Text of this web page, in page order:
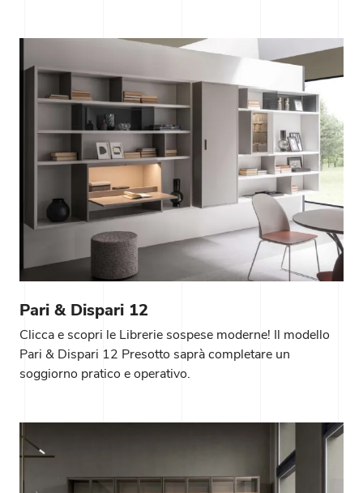
Pari & Dispari 12
Clicca e scopri le Librerie sospese moderne! Il modello
Pari & Dispari 12 Presotto saprà completare un
soggiorno pratico e operativo.